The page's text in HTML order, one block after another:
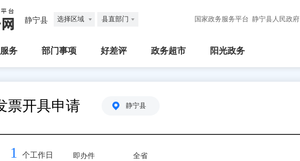
静宁县 选择区域 县直部门 国家政务服务平台 静宁县人民政府
务 部门事项 好差评 政务超市 阳光政务
票开具申请 静宁县
1 个工作日
即办件
全省